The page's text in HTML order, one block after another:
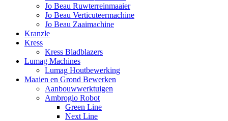
Jo Beau Ruwterreinmaaier
Jo Beau Verticuteermachine
Jo Beau Zaaimachine
Kranzle
Kress
Kress Bladblazers
Lumag Machines
Lumag Houtbewerking
Maaien en Grond Bewerken
Aanbouwwerktuigen
Ambrogio Robot
Green Line
Next Line